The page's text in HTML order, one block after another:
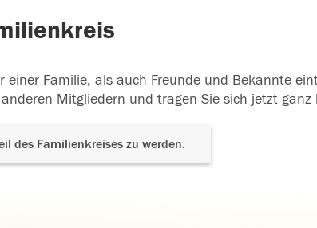
Familie, als auch Freunde und Bekannte
Mitgliedern und tragen Sie sich jetzt ganz
des Familienkreises zu werden.